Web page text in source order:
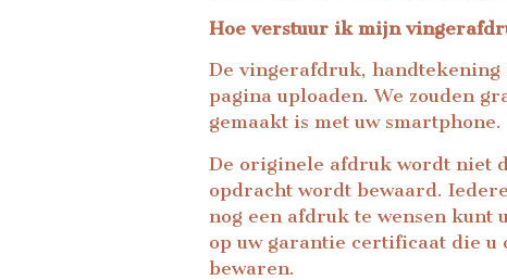
Hoe verstuur ik mijn
De vingerafdruk, handtekening
pagina uploaden. We zouden
gemaakt is met uw smartphone.
De originele afdruk wordt niet
opdracht wordt bewaard.
nog een afdruk te wensen kunt
op uw garantie certificaat die u
bewaren.